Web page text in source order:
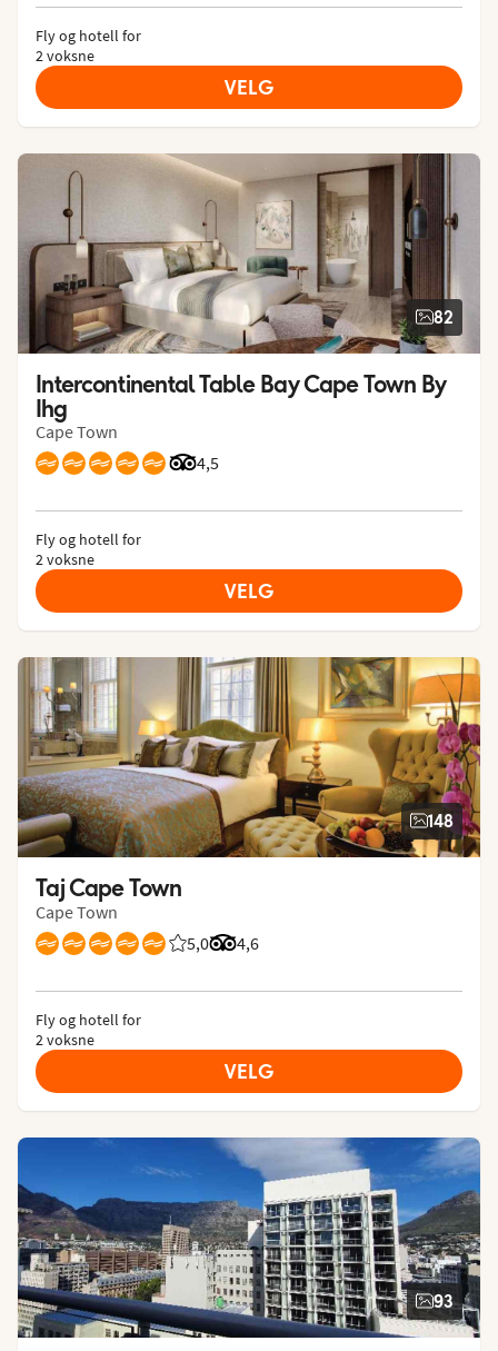
Fly og hotell for
2 voksne
VELG
82
Intercontinental Table Bay Cape Town By
Ihg
Cape Town
4,5
Vurdering fra Tripadvisor: 4.5 of 5
Fly og hotell for
2 voksne
VELG
148
Taj Cape Town
Cape Town
5,0
Vurdering fra Vings gjester: 5/5
4,6
Vurdering fra Tripadvisor: 4.6 of 5
Fly og hotell for
2 voksne
VELG
93